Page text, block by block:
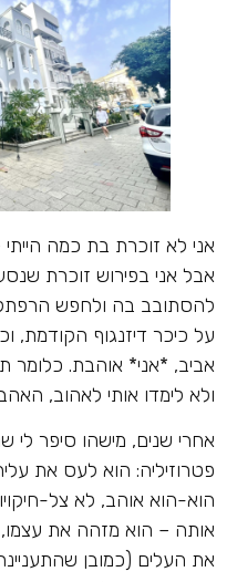
אני לא זוכרת בת כמה
אבל אני בפירוש זוכרת
להסתובב בה ולחפש
על כיכר דיזנגוף
אביב, *אני* אוהבת. כלומר
ולא לימדו אותי לאהוב,
אחרי שנים, מישהו סיפר לי
פטרוזיליה: הוא לעס את
הוא-הוא אוהב, לא צל-
אותה – הוא מזהה את
את העלים (כמובן